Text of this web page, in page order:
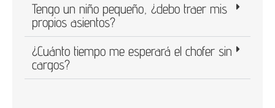
Tengo un niño pequeño, ¿debo traer mis
propios asientos?
¿Cuánto tiempo me esperará el chofer sin
cargos?